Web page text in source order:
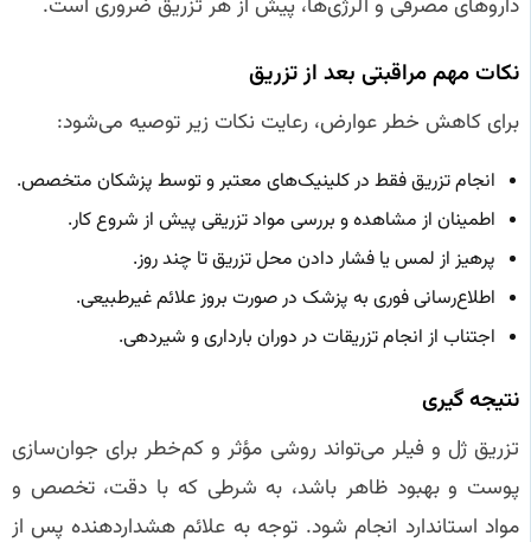
نکات مهم مراقبتی بعد از تزریق
برای کاهش خطر عوارض، رعایت نکات زیر توصیه می‌شود:
انجام تزریق فقط در کلینیک‌های معتبر و توسط پزشکان متخصص.
اطمینان از مشاهده و بررسی مواد تزریقی پیش از شروع کار.
پرهیز از لمس یا فشار دادن محل تزریق تا چند روز.
اطلاع‌رسانی فوری به پزشک در صورت بروز علائم غیرطبیعی.
اجتناب از انجام تزریقات در دوران بارداری و شیردهی.
نتیجه‌ گیری
تزریق ژل و فیلر می‌تواند روشی مؤثر و کم‌خطر برای جوان‌سازی
پوست و بهبود ظاهر باشد، به شرطی که با دقت، تخصص و
مواد استاندارد انجام شود. توجه به علائم هشداردهنده پس از